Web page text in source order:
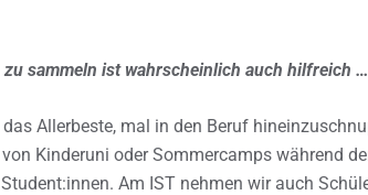
sammeln ist wahrscheinlich auch hilfreich …
Allerbeste, mal in den Beruf
Kinderuni oder Sommercamps während
Am IST nehmen wir auch